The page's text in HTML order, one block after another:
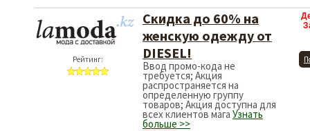
Рейтинг:
Скидка до 60% на
женскую одежду от
DIESEL!
Ввод промо-кода не
требуется; Акция
распространяется на
определенную группу
товаров; Акция доступна для
всех клиентов мага Узнать
больше >>